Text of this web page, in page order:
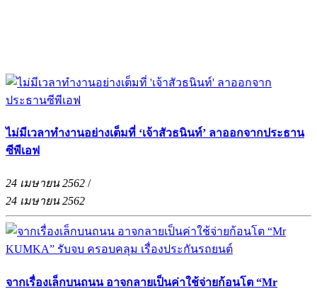
ไม่มีเวลาทำงานอย่างเต็มที่ ‘เจ้าสัวธนินท์’ ลาออกจากประธาน
ซีพีเอฟ
24 เมษายน 2562 /
24 เมษายน 2562
จากเรื่องเล็กบนถนน อาจกลายเป็นค่าใช้จ่ายก้อนโต “Mr